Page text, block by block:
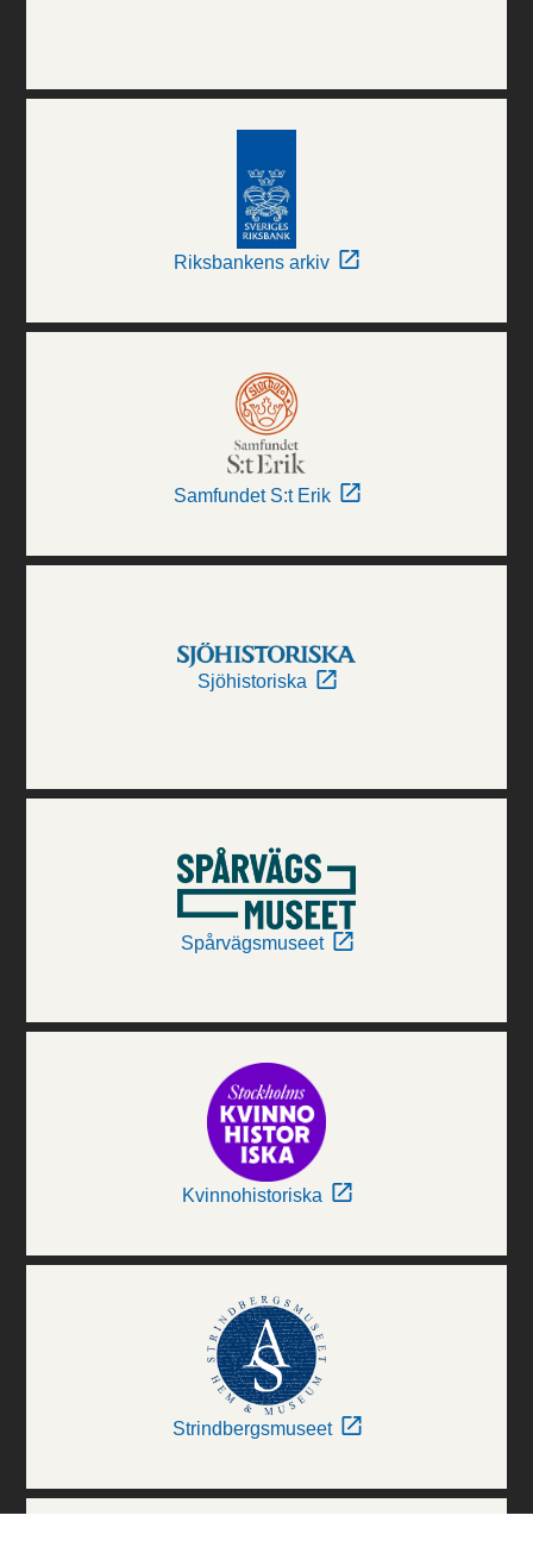
Riksbankens arkiv
Samfundet S:t Erik
Sjöhistoriska
Spårvägsmuseet
Kvinnohistoriska
Strindbergsmuseet